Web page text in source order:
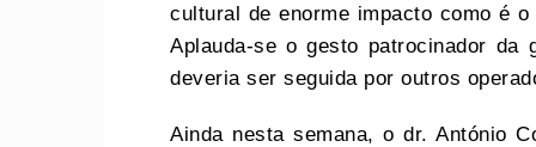
cultural de enorme impacto como é
Aplauda-se o gesto patrocinador da
deveria ser seguida por outros
Ainda nesta semana, o dr. António